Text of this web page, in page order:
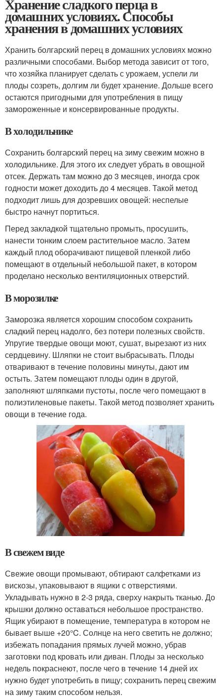
Хранение сладкого перца в
домашних условиях. Способы
хранения в домашних условиях
Хранить болгарский перец в домашних условиях можно
различными способами. Выбор метода зависит от того,
что хозяйка планирует сделать с урожаем, успели ли
плоды созреть, долгим ли будет хранение. Дольше всего
остаются пригодными для употребления в пищу
замороженные и консервированные продукты.
В холодильнике
Сохранить болгарский перец на зиму свежим можно в
холодильнике. Для этого их следует убрать в овощной
отсек. Держать там можно до 3 месяцев, иногда срок
годности может доходить до 4 месяцев. Такой метод
подходит лишь для дозревших овощей: неспелые
быстро начнут портиться.
Перед закладкой тщательно промыть, просушить,
нанести тонким слоем растительное масло. Затем
каждый плод оборачивают пищевой пленкой либо
помещают в отдельный небольшой пакет, в котором
проделано несколько вентиляционных отверстий.
В морозилке
Заморозка является хорошим способом сохранить
сладкий перец надолго, без потери полезных свойств.
Упругие твердые овощи моют, сушат, вырезают из них
сердцевину. Шляпки не стоит выбрасывать. Плоды
отваривают в течение половины минуты, дают им
остыть. Затем помещают плоды один в другой,
заполняют шляпками пустоты, после чего помещают в
полиэтиленовые пакеты. Такой метод позволяет хранить
овощи в течение года.
В свежем виде
Свежие овощи промывают, обтирают салфетками из
вискозы, упаковывают в ящики с отверстиями.
Укладывать нужно в 2-3 ряда, сверху накрыть тканью. До
крышки должно оставаться небольшое пространство.
Ящик убирают в помещение, температура в котором не
бывает выше +20°C. Солнце на него светить не должно;
избежать попадания прямых лучей можно, убрав
заготовки под кровать или диван. Плоды за несколько
недель покраснеют, после чего в течение 14 дней их
нужно будет употребить в пищу; сохранить перец свежим
на зиму таким способом нельзя.